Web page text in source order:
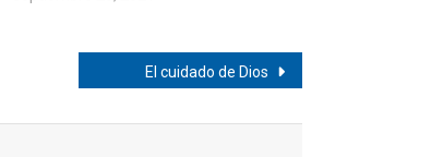
El cuidado de Dios